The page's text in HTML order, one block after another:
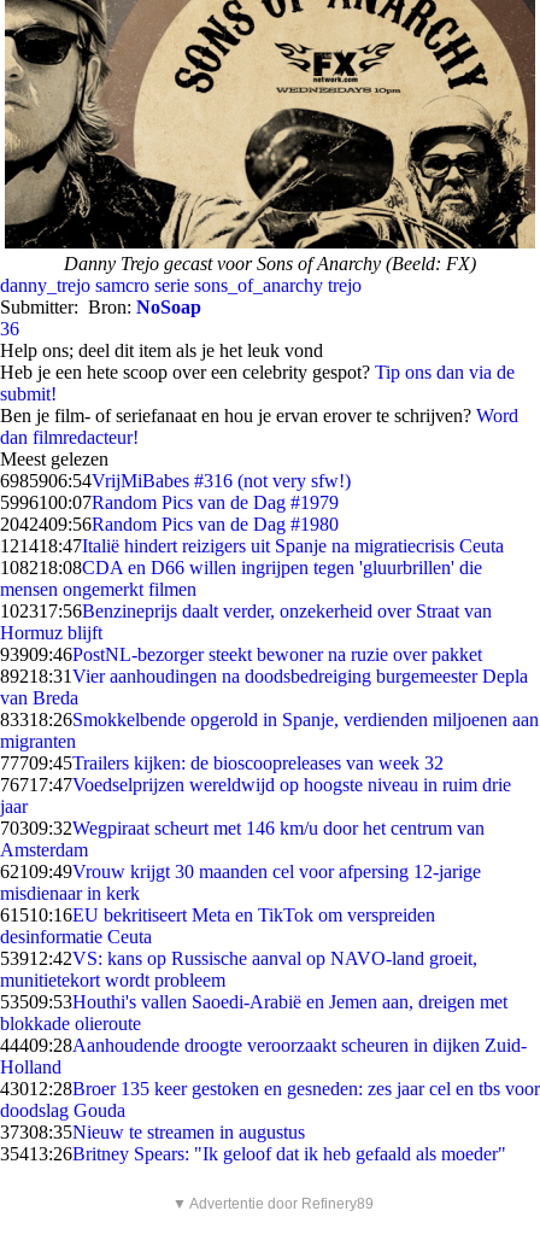
Danny Trejo gecast voor Sons of Anarchy (Beeld: FX)
danny_trejo samcro serie sons_of_anarchy trejo
Submitter: Bron: NoSoap
36
Help ons; deel dit item als je het leuk vond
Heb je een hete scoop over een celebrity gespot? Tip ons dan via de
submit!
Ben je film- of seriefanaat en hou je ervan erover te schrijven? Word
dan filmredacteur!
Meest gelezen
6985906:54VrijMiBabes #316 (not very sfw!)
5996100:07Random Pics van de Dag #1979
2042409:56Random Pics van de Dag #1980
121418:47Italië hindert reizigers uit Spanje na migratiecrisis Ceuta
108218:08CDA en D66 willen ingrijpen tegen 'gluurbrillen' die
mensen ongemerkt filmen
102317:56Benzineprijs daalt verder, onzekerheid over Straat van
Hormuz blijft
93909:46PostNL-bezorger steekt bewoner na ruzie over pakket
89218:31Vier aanhoudingen na doodsbedreiging burgemeester Depla
van Breda
83318:26Smokkelbende opgerold in Spanje, verdienden miljoenen aan
migranten
77709:45Trailers kijken: de bioscoopreleases van week 32
76717:47Voedselprijzen wereldwijd op hoogste niveau in ruim drie
jaar
70309:32Wegpiraat scheurt met 146 km/u door het centrum van
Amsterdam
62109:49Vrouw krijgt 30 maanden cel voor afpersing 12-jarige
misdienaar in kerk
61510:16EU bekritiseert Meta en TikTok om verspreiden
desinformatie Ceuta
53912:42VS: kans op Russische aanval op NAVO-land groeit,
munitietekort wordt probleem
53509:53Houthi's vallen Saoedi-Arabië en Jemen aan, dreigen met
blokkade olieroute
44409:28Aanhoudende droogte veroorzaakt scheuren in dijken Zuid-
Holland
43012:28Broer 135 keer gestoken en gesneden: zes jaar cel en tbs voor
doodslag Gouda
37308:35Nieuw te streamen in augustus
35413:26Britney Spears: "Ik geloof dat ik heb gefaald als moeder"
▼ Advertentie door Refinery89